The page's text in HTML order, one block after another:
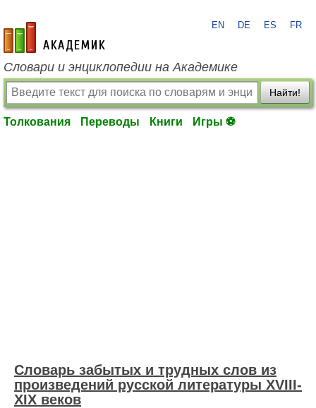
academic.ru
EN DE ES FR
Словари и энциклопедии на Академике
Найти!
Толкования Переводы Книги Игры ⚽
Словарь забытых и трудных слов из
произведений русской литературы ХVIII-
ХIХ веков